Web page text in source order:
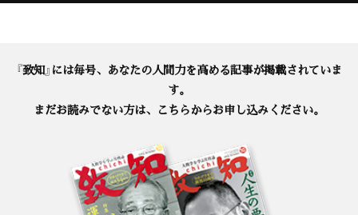
『致知』には毎号、あなたの人間力を高める記事が掲載されていま
す。
まだお読みでない方は、こちらからお申し込みください。